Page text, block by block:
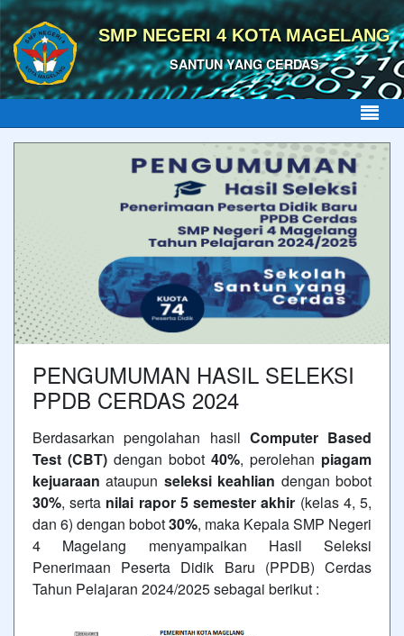
SMP NEGERI 4 KOTA MAGELANG
SANTUN YANG CERDAS
PENGUMUMAN HASIL SELEKSI
PPDB CERDAS 2024
Berdasarkan pengolahan hasil Computer Based
Test (CBT) dengan bobot 40%, perolehan piagam
kejuaraan ataupun seleksi keahlian dengan bobot
30%, serta nilai rapor 5 semester akhir (kelas 4, 5,
dan 6) dengan bobot30%, maka Kepala SMP Negeri
4 Magelang menyampaikan Hasil Seleksi
Penerimaan Peserta Didik Baru (PPDB) Cerdas
Tahun Pelajaran 2024/2025 sebagai berikut :